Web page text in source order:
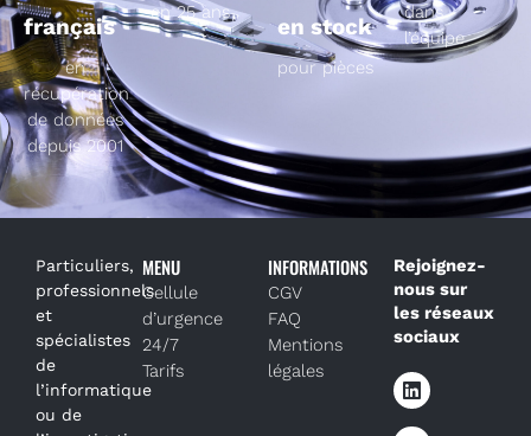
français
en
récupération
de données
depuis 2001
en 25 ans
en stock
pour pièces
dans
l’équipe
Particuliers,
professionnels
et
spécialistes
de
l’informatique
ou de
MENU
Cellule
d’urgence
24/7
Tarifs
INFORMATIONS
CGV
FAQ
Mentions
légales
Rejoignez-
nous sur
les réseaux
sociaux